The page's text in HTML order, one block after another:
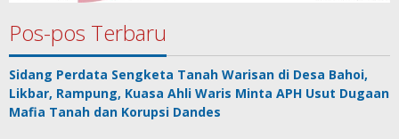
Pos-pos Terbaru
Sidang Perdata Sengketa Tanah Warisan di Desa Bahoi,
Likbar, Rampung, Kuasa Ahli Waris Minta APH Usut Dugaan
Mafia Tanah dan Korupsi Dandes